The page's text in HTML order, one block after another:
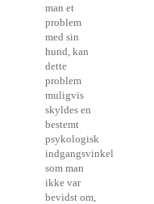
man et
problem
med sin
hund, kan
dette
problem
muligvis
skyldes en
bestemt
psykologisk
indgangsvinkel,
som man
ikke var
bevidst om,